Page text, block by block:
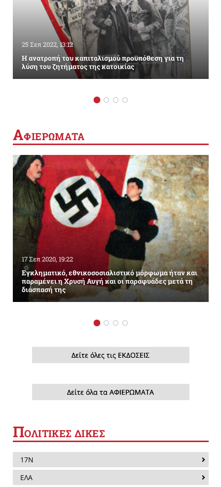
25 Σεπ 2022, 13:12
Η ανατροπή του καπιταλισμού προϋπόθεση για τη
λύση του ζητήματος της κατοικίας
ΑΦΙΕΡΩΜΑΤΑ
17 Σεπ 2020, 19:22
Εγκληματικό, εθνικοσοσιαλιστικό μόρφωμα ήταν και
παραμένει η Χρυσή Αυγή και οι παραφυάδες μετά τη
διάσπασή της
Δείτε όλες τις ΕΚΔΟΣΕΙΣ
Δείτε όλα τα ΑΦΙΕΡΩΜΑΤΑ
ΠΟΛΙΤΙΚΕΣ ΔΙΚΕΣ
17Ν
ΕΛΑ